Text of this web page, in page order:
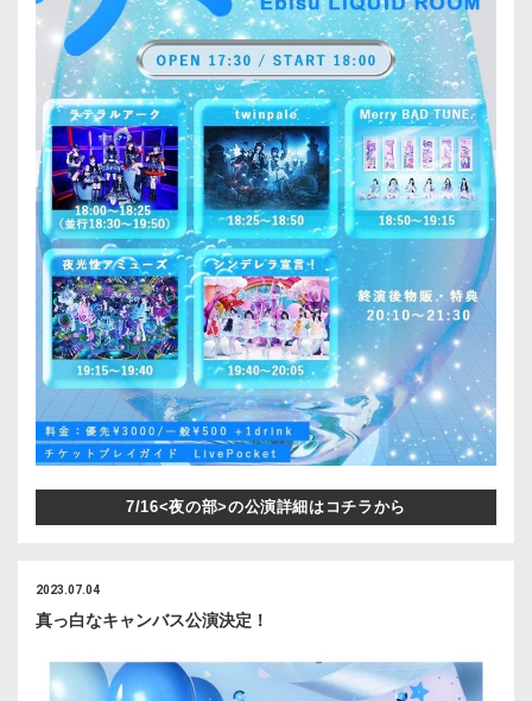
7/16<夜の部>の公演詳細はコチラから
2023.07.04
真っ⽩なキャンバス公演決定！